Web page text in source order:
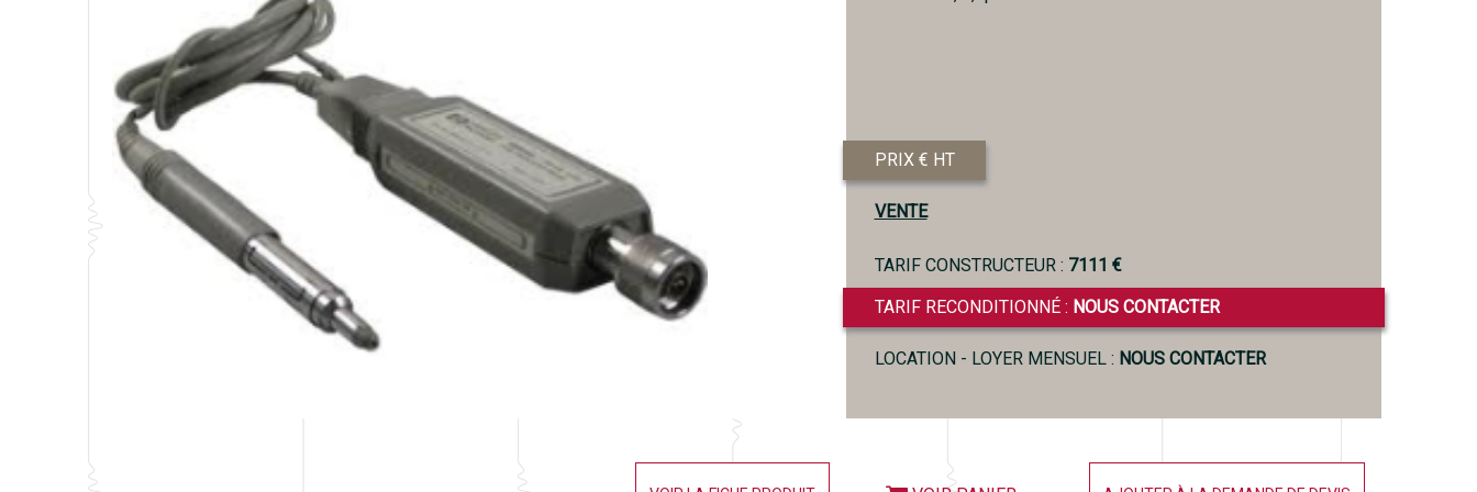
PRIX € HT
VENTE
TARIF CONSTRUCTEUR : 7111 €
TARIF RECONDITIONNÉ : NOUS CONTACTER
LOCATION - LOYER MENSUEL : NOUS CONTACTER